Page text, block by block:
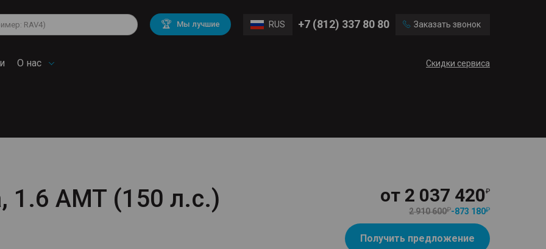
🏆 Мы лучшие RUS +7 (812) 337 80 80 Заказать звонок
О нас Скидки сервиса
Mitsubishi BMW
Mercedes Benz Volvo
1.6 AMT (150 л.с.)
от 2 037 420
2 910 600 -873 180
Получить предложение